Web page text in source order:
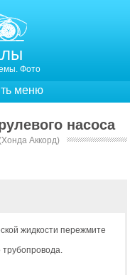
Фото
меню
насоса
Аккорд)
жидкости пережмите
трубопровода.